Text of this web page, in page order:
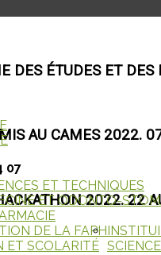
ET TECHNIQUES
ET ODONTO-
DE LA FAPH
ET SCOLARITÉ
07
DES ÉTUDES ET
AU CAMES 2022.
2022. 22